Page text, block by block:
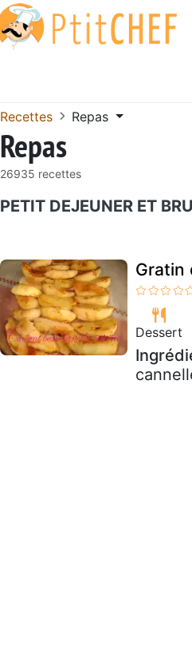
Recettes Repas
Repas
26935 recettes
PETIT DEJEUNER ET
Gratin
Dessert